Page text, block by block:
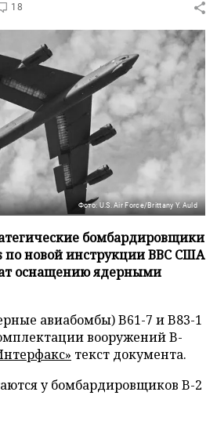
18
Фото: U.S. Air Force/Brittany Y. Auld
бомбардировщики
по новой инструкции ВВС США
оснащению ядерными
авиабомбы) B61-7 и B83-1
вооружений B-
текст документа.
у бомбардировщиков B-2